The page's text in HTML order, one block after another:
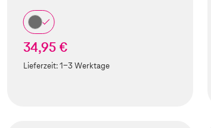
34,95 €
Lieferzeit:1-3 Werktage